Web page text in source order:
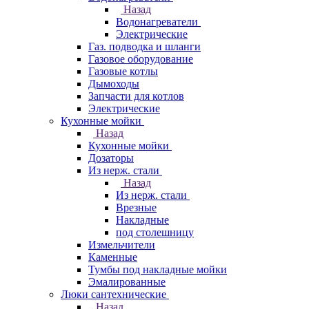
Назад
Водонагреватели
Электрические
Газ. подводка и шланги
Газовое оборудование
Газовые котлы
Дымоходы
Запчасти для котлов
Электрические
Кухонные мойки
Назад
Кухонные мойки
Дозаторы
Из нерж. стали
Назад
Из нерж. стали
Врезные
Накладные
под столешницу
Измельчители
Каменные
Тумбы под накладные мойки
Эмалированные
Люки сантехнические
Назад